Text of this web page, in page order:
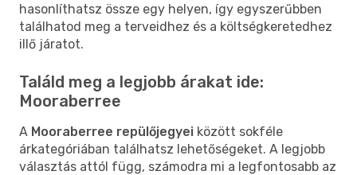
hasonlíthatsz össze egy helyen, így egyszerűbben
találhatod meg a terveidhez és a költségkeretedhez
illő járatot.
Találd meg a legjobb árakat ide:
Mooraberree
A Mooraberree repülőjegyei között sokféle
árkategóriában találhatsz lehetőségeket. A legjobb
választás attól függ, számodra mi a legfontosabb az